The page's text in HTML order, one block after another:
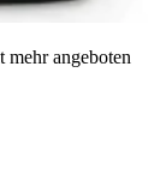
angeboten